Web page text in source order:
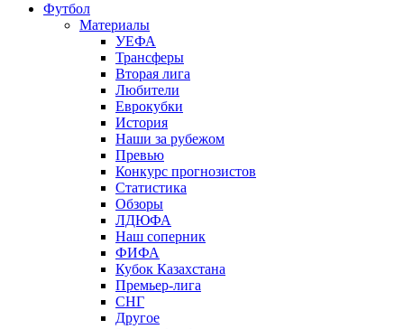
Футбол
Материалы
УЕФА
Трансферы
Вторая лига
Любители
Еврокубки
История
Наши за рубежом
Превью
Конкурс прогнозистов
Статистика
Обзоры
ЛДЮФА
Наш соперник
ФИФА
Кубок Казахстана
Премьер-лига
СНГ
Другое